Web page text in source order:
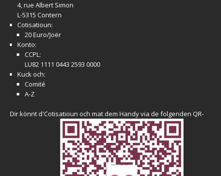
4, rue Albert Simon
L-5315 Contern
Cotisatioun:
20 Euro/Joër
Konto:
CCPL:
LU82 1111 0443 2593 0000
Kuck och:
Comité
A-Z
Dir könnt d'Cotisatioun och mat dem Handy via de folgenden QR-